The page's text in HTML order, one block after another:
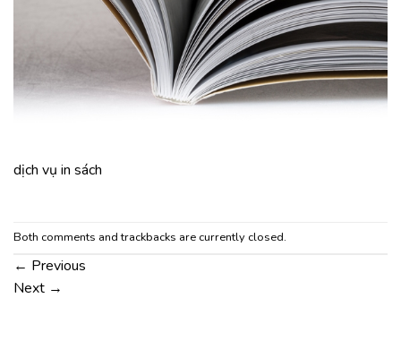
dịch vụ in sách
Both comments and trackbacks are currently closed.
← Previous
Next →